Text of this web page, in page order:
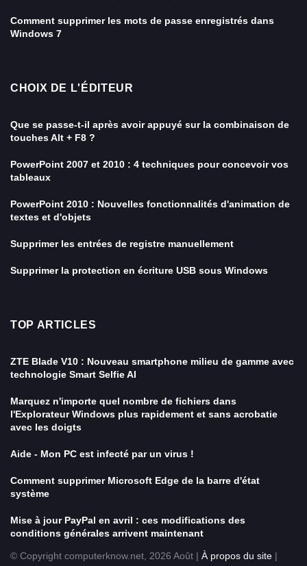
Comment supprimer les mots de passe enregistrés dans
Windows 7
CHOIX DE L'ÉDITEUR
Que se passe-t-il après avoir appuyé sur la combinaison de
touches Alt + F8 ?
PowerPoint 2007 et 2010 : 4 techniques pour concevoir vos
tableaux
PowerPoint 2010 : Nouvelles fonctionnalités d'animation de
textes et d'objets
Supprimer les entrées de registre manuellement
Supprimer la protection en écriture USB sous Windows
TOP ARTICLES
ZTE Blade V10 : Nouveau smartphone milieu de gamme avec
technologie Smart Selfie AI
Marquez n'importe quel nombre de fichiers dans
l'Explorateur Windows plus rapidement et sans acrobatie
avec les doigts
Aide - Mon PC est infecté par un virus !
Comment supprimer Microsoft Edge de la barre d'état
système
Mise à jour PayPal en avril : ces modifications des
conditions générales arrivent maintenant
© Copyright computerknow.net, 2026 Août | À propos du site |